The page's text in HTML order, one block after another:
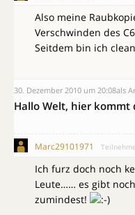
Also meine
Verschwinden des
Seitdem bin ich
30. Dezember 2010 um 20:08als
Hallo Welt, hier kommt
Marc29101971
Ich furz doch noch
Leute…… es gibt
zumindest!